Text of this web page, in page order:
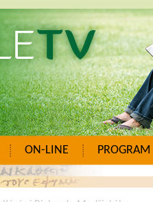
ON-LINE PROGRAM